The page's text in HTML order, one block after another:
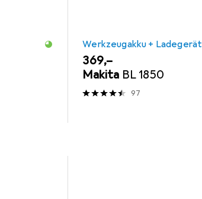
Werkzeugakku + Ladegerät
EUR
369,–
Makita BL 1850
97